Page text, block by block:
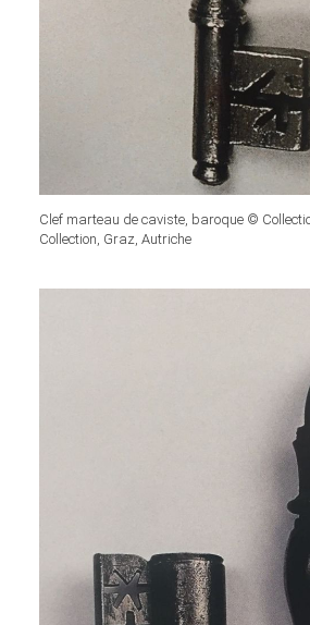
Clef marteau de caviste, baroque ©
Collection, Graz, Autriche